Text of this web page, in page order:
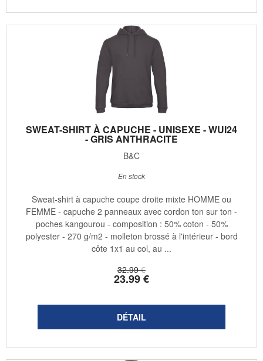
SWEAT-SHIRT À CAPUCHE - UNISEXE - WUI24
- GRIS ANTHRACITE
B&C
32.99 €
23.99€
En stock
Sweat-shirt à capuche coupe droite mixte HOMME ou
FEMME - capuche 2 panneaux avec cordon ton sur ton -
poches kangourou - composition : 50% coton - 50%
polyester - 270 g/m2 - molleton brossé à l'intérieur - bord
côte 1x1 au col, au ...